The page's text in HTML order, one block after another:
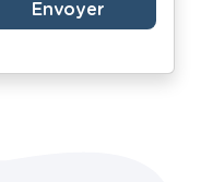
Envoyer